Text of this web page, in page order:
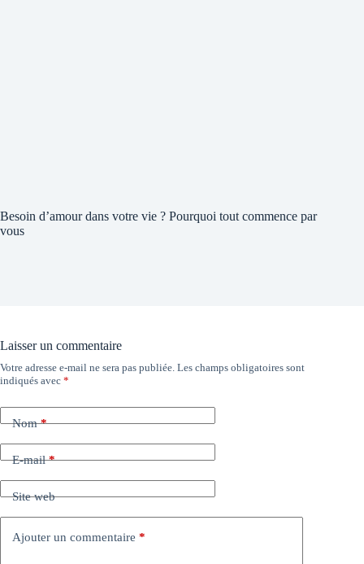
Besoin d’amour dans votre vie ? Pourquoi tout commence par
vous
Laisser un commentaire
Votre adresse e-mail ne sera pas publiée. Les champs obligatoires sont
indiqués avec *
Nom*
E-mail*
Site web
Ajouter un commentaire *